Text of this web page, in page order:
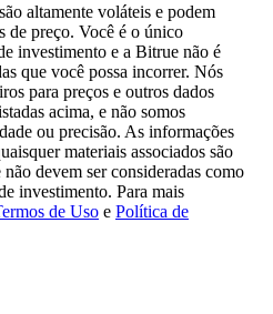
e comissões de copy trading
altamente voláteis e podem
de preço. Você é o único
investimento e a Bitrue não é
que você possa incorrer. Nós
para preços e outros dados
acima, e não somos
ou precisão. As informações
materiais associados são
devem ser consideradas como
investimento. Para mais
de Uso e Política de